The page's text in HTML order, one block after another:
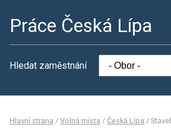
Práce Česká Lípa
Hledat zaměstnání
Hlavní strana / Volná místa / Česká Lípa /